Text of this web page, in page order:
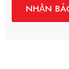
NHẬN